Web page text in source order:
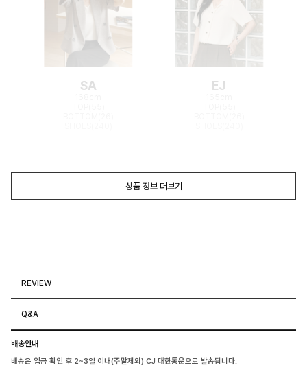
SA EJ
상품 정보 더보기
REVIEW
Q&A
배송안내
배송은 입금 확인 후 2~3일 이내(주말제외) CJ 대한통운으로 발송됩니다.